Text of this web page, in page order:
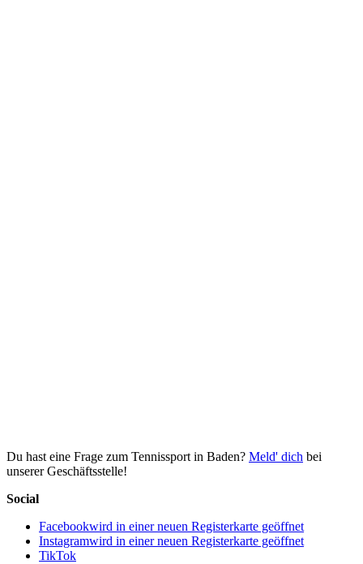
Du hast eine Frage zum Tennissport in Baden? Meld' dich bei
unserer Geschäftsstelle!
Social
Facebookwird in einer neuen Registerkarte geöffnet
Instagramwird in einer neuen Registerkarte geöffnet
TikTok